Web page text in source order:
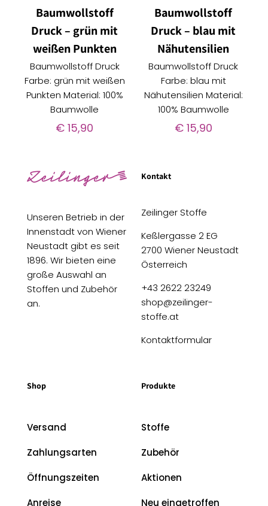
Baumwollstoff
Druck – grün mit
weißen Punkten
Baumwollstoff Druck
Farbe: grün mit weißen
Punkten Material: 100%
Baumwolle
€ 15,90
Baumwollstoff
Druck – blau mit
Nähutensilien
Baumwollstoff Druck
Farbe: blau mit
Nähutensilien Material:
100% Baumwolle
€15,90
Unseren Betrieb in der
Innenstadt von Wiener
Neustadt gibt es seit
1896. Wir bieten eine
große Auswahl an
Stoffen und Zubehör
an.
Kontakt
Zeilinger Stoffe
Keßlergasse 2 EG
2700 Wiener Neustadt
Österreich
+43 2622 23249
shop@zeilinger-
stoffe.at
Kontaktformular
Shop
Versand
Zahlungsarten
Öffnungszeiten
Anreise
Produkte
Stoffe
Zubehör
Aktionen
Neu eingetroffen